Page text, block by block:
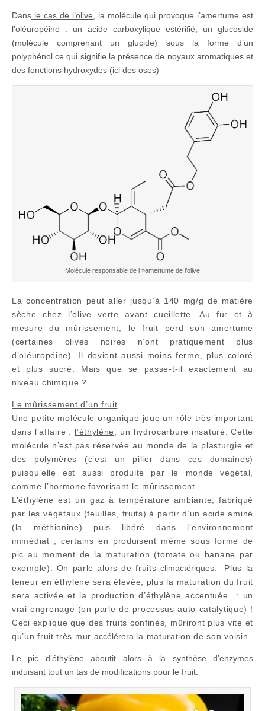
Dans le cas de l’olive , la molécule qui provoque l’amertume est
l’oléuropéine : un acide carboxylique estérifié, un glucoside
(molécule comprenant un glucide) sous la forme d’un
polyphénol ce qui signifie la présence de noyaux aromatiques et
des fonctions hydroxydes (ici des oses)
Molécule responsable de l »amertume de l’olive
La concentration peut aller jusqu’à 140 mg/g de matière
sèche chez l’olive verte avant cueillette. Au fur et à
mesure du mûrissement, le fruit perd son amertume
(certaines olives noires n’ont pratiquement plus
d’oléuropéine). Il devient aussi moins ferme, plus coloré
et plus sucré. Mais que se passe-t-il exactement au
niveau chimique ?
Le mûrissement d’un fruit
Une petite molécule organique joue un rôle très important
dans l’affaire : l’éthylène
, un hydrocarbure insaturé. Cette
molécule n’est pas réservée au monde de la plasturgie et
des polymères (c’est un pilier dans ces domaines)
puisqu’elle est aussi produite par le monde végétal,
comme l’hormone favorisant le mûrissement.
L’éthylène est un gaz à température ambiante, fabriqué
par les végétaux (feuilles, fruits) à partir d’un acide aminé
(la méthionine) puis libéré dans l’environnement
immédiat ; certains en produisent même sous forme de
pic au moment de la maturation (tomate ou banane par
exemple). On parle alors defruits climactériques. Plus la
teneur en éthylène sera élevée, plus la maturation du fruit
sera activée et la production d’éthylène accentuée : un
vrai engrenage (on parle de processus auto-catalytique) !
Ceci explique que des fruits confinés, mûriront plus vite et
qu’un fruit très mur accélérera la maturation de son voisin.
Le pic d’éthylène aboutit alors à la synthèse d’enzymes
induisant tout un tas de modifications pour le fruit.